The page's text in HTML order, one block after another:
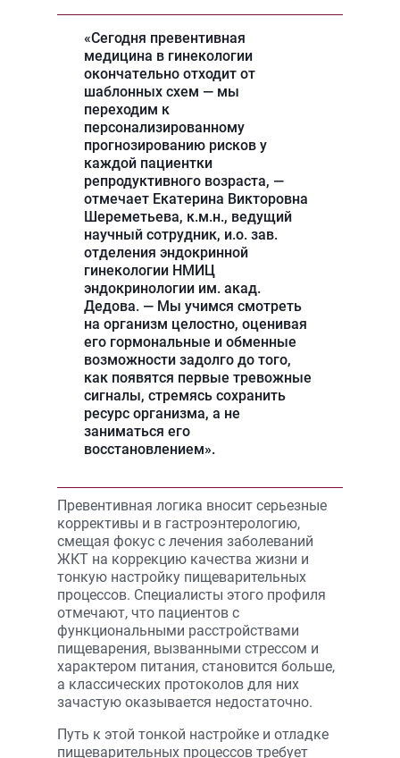
«Сегодня превентивная
медицина в гинекологии
окончательно отходит от
шаблонных схем — мы
переходим к
персонализированному
прогнозированию рисков у
каждой пациентки
репродуктивного возраста, —
отмечает Екатерина Викторовна
Шереметьева, к.м.н., ведущий
научный сотрудник, и.о. зав.
отделения эндокринной
гинекологии НМИЦ
эндокринологии им. акад.
Дедова. — Мы учимся смотреть
на организм целостно, оценивая
его гормональные и обменные
возможности задолго до того,
как появятся первые тревожные
сигналы, стремясь сохранить
ресурс организма, а не
заниматься его
восстановлением».
Превентивная логика вносит серьезные
коррективы и в гастроэнтерологию,
смещая фокус с лечения заболеваний
ЖКТ на коррекцию качества жизни и
тонкую настройку пищеварительных
процессов. Специалисты этого профиля
отмечают, что пациентов с
функциональными расстройствами
пищеварения, вызванными стрессом и
характером питания, становится больше,
а классических протоколов для них
зачастую оказывается недостаточно.
Путь к этой тонкой настройке и отладке
пищеварительных процессов требует